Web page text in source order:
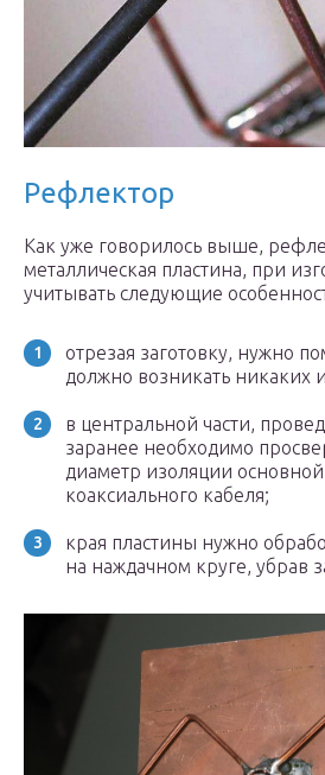
Рефлектор
Как уже говорилось выше,
металлическая пластина, при
учитывать следующие
отрезая заготовку, нужно
должно возникать никаких
в центральной части,
заранее необходимо
диаметр изоляции
коаксиального кабеля;
края пластины нужно
на наждачном круге, убрав